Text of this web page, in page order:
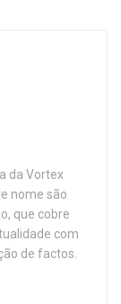
da Vortex
nome são
que cobre
com
de factos.